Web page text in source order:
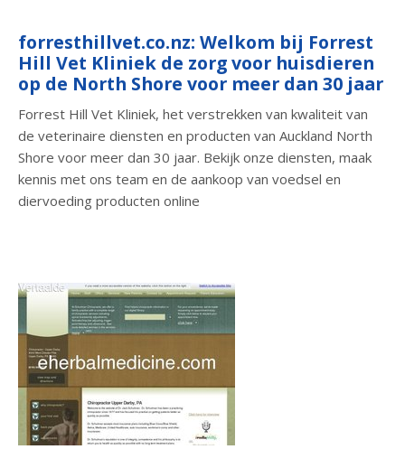
forresthillvet.co.nz: Welkom bij Forrest
Hill Vet Kliniek de zorg voor huisdieren
op de North Shore voor meer dan 30 jaar
Forrest Hill Vet Kliniek, het verstrekken van kwaliteit van
de veterinaire diensten en producten van Auckland North
Shore voor meer dan 30 jaar. Bekijk onze diensten, maak
kennis met ons team en de aankoop van voedsel en
diervoeding producten online